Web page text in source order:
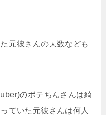
元彼さんの人数なども
のポテちんさんは綺
ていた元彼さんは何人